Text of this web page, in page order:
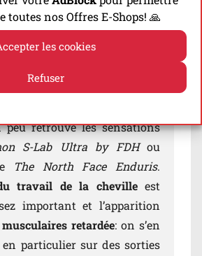
toutes nos Offres E-Shops! 🙏
les cookies
Refuser
amorti
un excellent déroulé
sent tous les bénéfices du
à bascule: les transitions
peu retrouvé les sensations
S-Lab Ultra by FDHou
The North Face Enduris.
du travail de la cheville est
important et l’apparition
retardée: on s’en
particulier sur des sorties